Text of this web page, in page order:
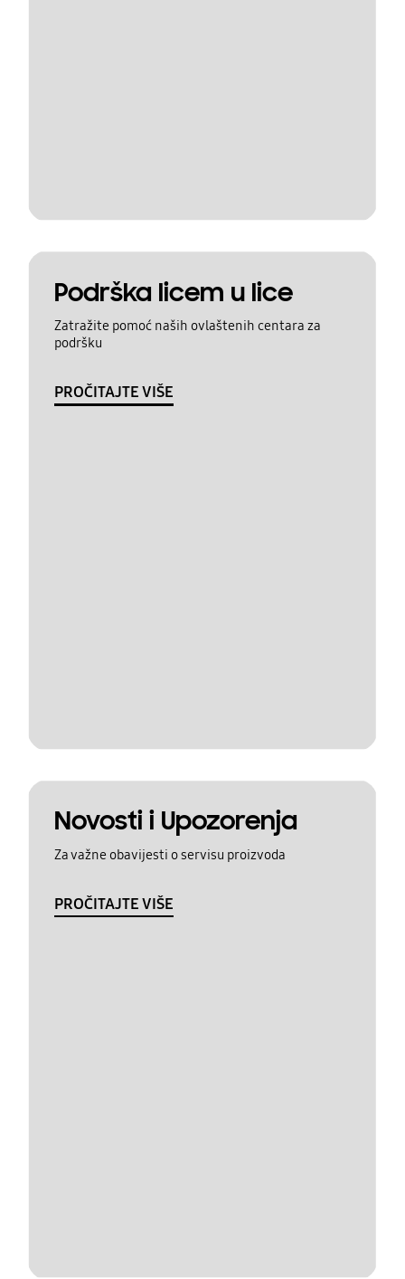
Podrška licem u lice
Zatražite pomoć naših ovlaštenih centara za
podršku
PROČITAJTE VIŠE
Novosti i Upozorenja
Za važne obavijesti o servisu proizvoda
PROČITAJTE VIŠE